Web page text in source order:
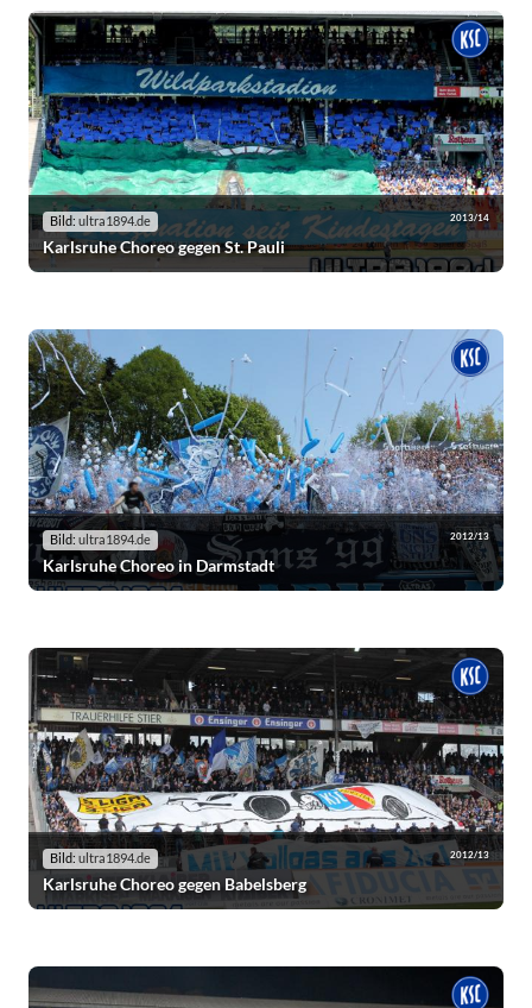
Bild: ultra1894.de 2013/14
Karlsruhe Choreo gegen St. Pauli
Bild: ultra1894.de 2012/13
Karlsruhe Choreo in Darmstadt
Bild: ultra1894.de 2012/13
Karlsruhe Choreo gegen Babelsberg